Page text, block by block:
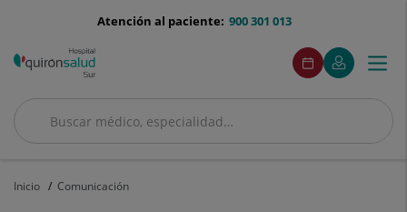
menu-
900 301 013
Atención al paciente:
Buscar
Buscar
menuAcceso
Pedir
cita
Este
enlace
se
en
Mi
Quirónsalud
Este
enlace
se
en
ventana
nueva.
Menú
Inicio Comunicación